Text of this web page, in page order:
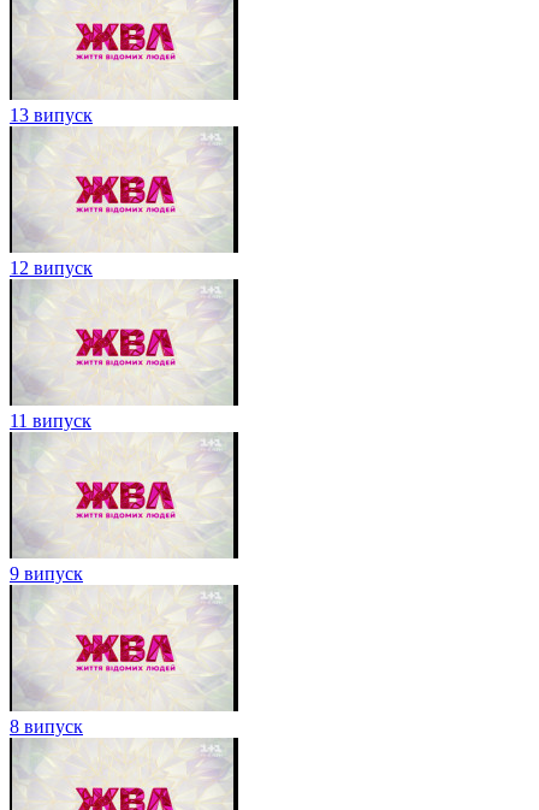
13 випуск
12 випуск
11 випуск
9 випуск
8 випуск